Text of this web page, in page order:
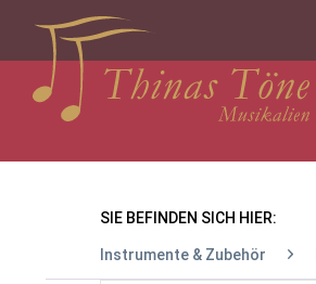
SIE BEFINDEN SICH HIER:
Instrumente & Zubehör